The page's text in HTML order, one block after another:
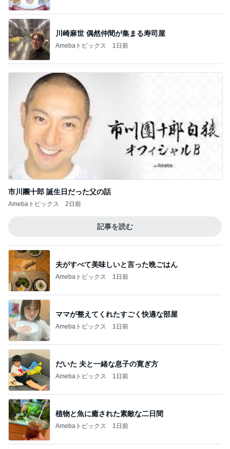
川崎麻世 偶然仲間が集まる寿司屋
Amebaトピックス 1日前
市川團十郎 誕生日だった父の話
Amebaトピックス 2日前
記事を読む
夫がすべて美味しいと言った晩ごはん
Amebaトピックス 1日前
ママが整えてくれたすごく快適な部屋
Amebaトピックス 1日前
だいた 夫と一緒な息子の寛ぎ方
Amebaトピックス 1日前
植物と魚に癒された素敵な二日間
Amebaトピックス 1日前